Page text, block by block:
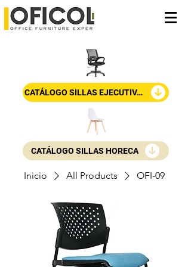
CATÁLOGO SILLAS EJECUTIVAS
CATÁLOGO SILLAS HORECA
Inicio All Products OFI-09